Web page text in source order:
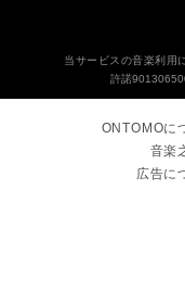
当サービスの音楽利用
許諾
ONTOMOに
音楽
広告に